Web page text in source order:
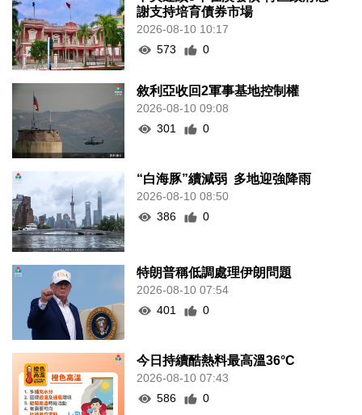
謝支持培育債券市場
2026-08-10 10:17
573
0
敘利亞收回2軍事基地控制權
2026-08-10 09:08
301
0
“白海豚”續減弱 多地迎強降雨
2026-08-10 08:50
386
0
特朗普稱低調處理伊朗問題
2026-08-10 07:54
401
0
今日持續酷熱料最高溫36°C
2026-08-10 07:43
586
0